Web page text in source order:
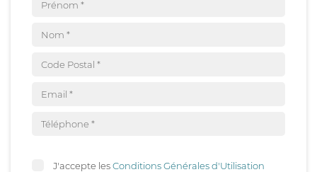
J'accepte lesConditions Générales d'Utilisation